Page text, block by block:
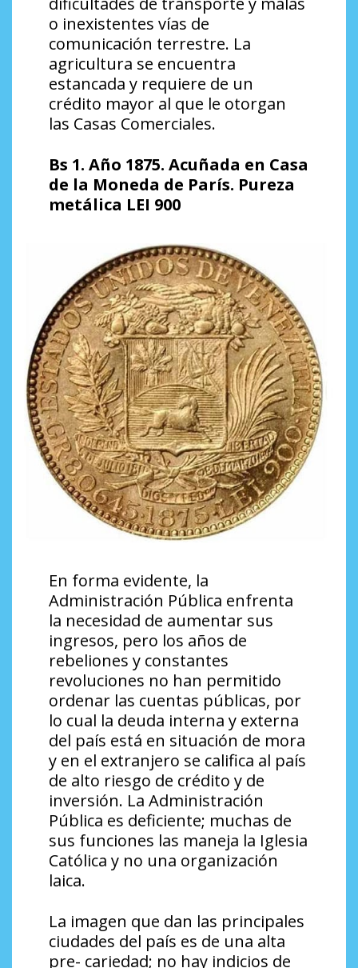
o inexistentes vías de
comunicación terrestre. La
agricultura se encuentra
estancada y requiere de un
crédito mayor al que le otorgan
las Casas Comerciales.
Bs 1. Año 1875. Acuñada en Casa
de la Moneda de París. Pureza
metálica LEI 900
En forma evidente, la
Administración Pública enfrenta
la necesidad de aumentar sus
ingresos, pero los años de
rebeliones y constantes
revoluciones no han permitido
ordenar las cuentas públicas, por
lo cual la deuda interna y externa
del país está en situación de mora
y en el extranjero se califica al país
de alto riesgo de crédito y de
inversión. La Administración
Pública es deficiente; muchas de
sus funciones las maneja la Iglesia
Católica y no una organización
laica.
La imagen que dan las principales
ciudades del país es de una alta
pre- cariedad; no hay indicios de